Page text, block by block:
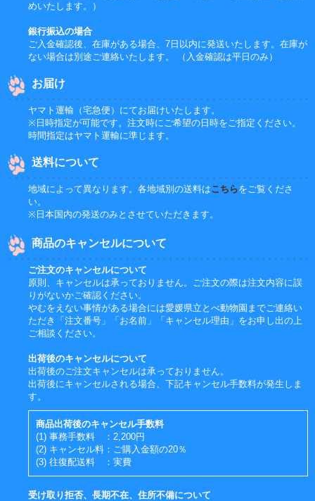
めいたします。）
銀行振込の場合
ご入金確認後、在庫がある場合、7日以内に発送いたします。在庫が
ない場合は別途ご連絡いたします。 （入金確認は平日のみ）
お届け
ヤマト運輸（宅急便）にてお届けいたします。
※日時指定が可能です。注文時にご希望の日時をご指定ください。
時間指定はヤマト運輸に準じます。
送料について
地域によって異なります。各地域別の送料はこちらをご覧くださ
い。
※日本国内の発送のみとさせていただきます。
商品のキャンセルについて
ご注文のキャンセルについて
原則、キャンセルは承っておりません。ご注文の際は注文内容に誤
りがないかご確認ください。
やむをえない事情がある場合には愛媛県立とべ動物園までご連絡い
ただき「注文番号」「お名前」「キャンセル理由」をお申し出の上
ご相談ください。
出荷後のキャンセルについて
出荷後のご注文キャンセルは承っておりません。
出荷後にキャンセルされる場合、下記キャンセル手数料が発生しま
す。
商品出荷後のキャンセル手数料
(1) 事務手数料 ：2,200円
(2) キャンセル料：ご購入金額の20％
(3) 往復配送料 ：実費
受け取り拒否、長期不在、住所不備について